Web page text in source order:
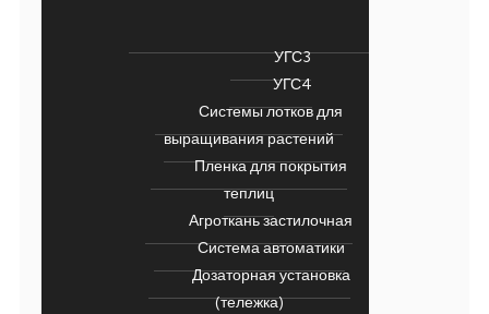
УГС3
УГС4
Системы лотков для
выращивания растений
Пленка для покрытия
теплиц
Агроткань застилочная
Система автоматики
Дозаторная установка
(тележка)